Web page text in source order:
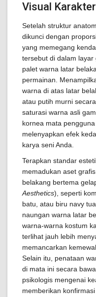
Visual Karakter
Setelah struktur
dikunci dengan
yang memegang
tersebut di dalam layar
palet warna latar
permainan.
warna di atas latar
atau putih murni
saturasi warna asli
kornea mata
melenyapkan efek
karya seni Anda.
Terapkan standar
memadukan aset
belakang bertema
Aesthetics), seperti
batu, atau biru navy
naungan warna latar
warna-warna kostum
terlihat jauh lebih
memancarkan
Selain itu, penataan
di mata ini secara
psikologis mengenai
memberikan